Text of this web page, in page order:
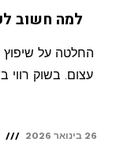
למה חשוב
החלטה על שיפוץ
עצום. בשוק
26 בינואר 2026